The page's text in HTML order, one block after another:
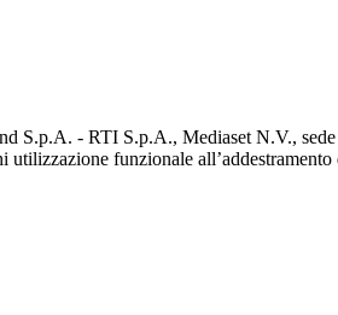
S.p.A. - RTI S.p.A., Mediaset N.V., sede
funzionale